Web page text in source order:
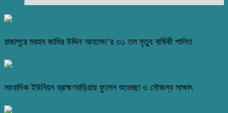
রাজাপুরে মরহুম জামির উদ্দিন আহমেদ’র ৩১ তম মৃত্যু বার্ষিকী পালিত
সাংবাদিক ইউনিয়ন ব্রাহ্মণবাড়িয়ার ফুলেল শুভেচ্ছা ও সৌজন্য সাক্ষাৎ